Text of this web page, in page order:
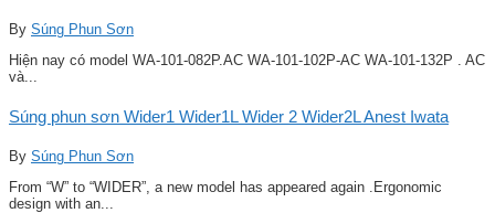
By Súng Phun Sơn
Hiện nay có model WA-101-082P.AC WA-101-102P-AC WA-101-132P . AC
và...
Súng phun sơn Wider1 Wider1L Wider 2 Wider2L Anest Iwata
By Súng Phun Sơn
From “W” to “WIDER”, a new model has appeared again .Ergonomic
design with an...